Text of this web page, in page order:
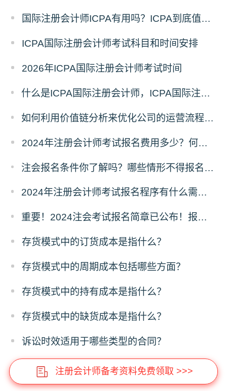
国际注册会计师ICPA有用吗？ICPA到底值不值得考
ICPA国际注册会计师考试科目和时间安排
2026年ICPA国际注册会计师考试时间
什么是ICPA国际注册会计师，ICPA国际注册会计师简介
如何利用价值链分析来优化公司的运营流程和降低成本风险？
2024年注册会计师考试报名费用多少？何时交费？
注会报名条件你了解吗？哪些情形不得报名参加考试？
2024年注册会计师考试报名程序有什么需要注意的地方？
重要！2024注会考试报名简章已公布！报考条件、考试安排确定!
存货模式中的订货成本是指什么？
存货模式中的周期成本包括哪些方面？
存货模式中的持有成本是指什么？
存货模式中的缺货成本是指什么？
诉讼时效适用于哪些类型的合同？
注册会计师备考资料免费领取 >>>